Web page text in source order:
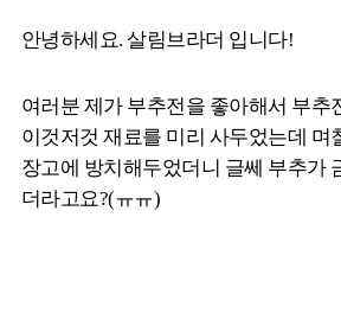
안녕하세요. 살림브라더 입니다!
여러분 제가 부추전을 좋아해서 부추
이것저것 재료를 미리 사두었는데 며
장고에 방치해두었더니 글쎄 부추가
더라고요?(ㅠㅠ)